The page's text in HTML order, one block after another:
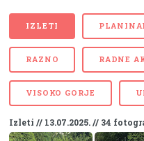
IZLETI
RAZNO RADNE
VISOKO GORJE
Izleti // 13.07.2025. // 34